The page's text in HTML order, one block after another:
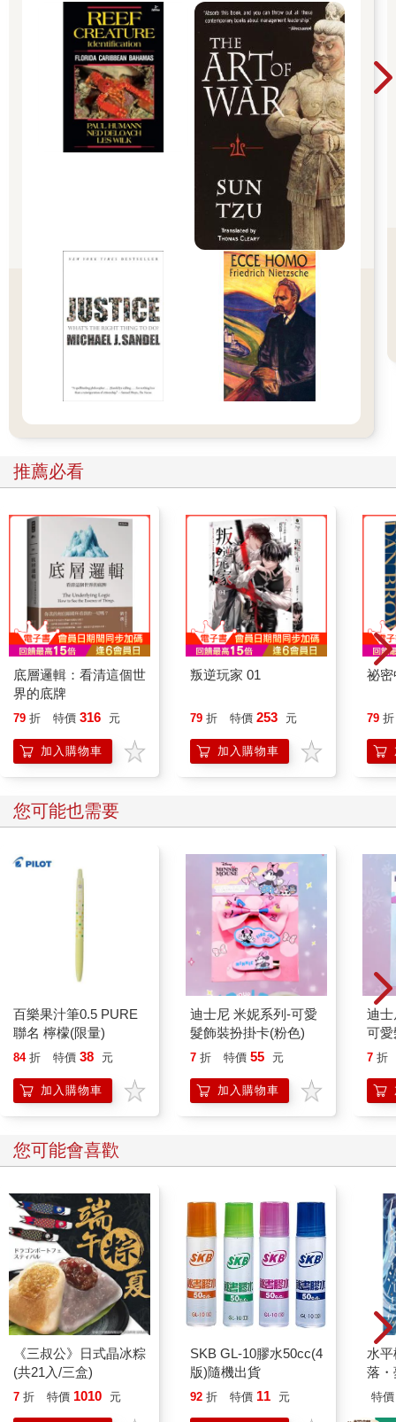
赤腳翻牆的「黑帶」班長
在那個巨大的變故發生之前，我的童年其實並非全無煩惱。
但我唯二的煩惱，現在想起來都帶著一種甜味：一個是因為經常
偷跑出去玩、回家被父母毒打；另一個則是從小就罹患的嚴重氣
喘，有時嚴重到晚上根本無法入睡，天一亮媽媽就得揹著我去醫
為了改善我的氣喘，爸媽在我三年級時送我去學跆拳道。這項決
定不僅改善了我的體質，更意外點滿了我的「戰鬥技能」。
那時的我，幾乎每次月考都是全班第一名，但我其實不喜歡跟所
謂的「好學生」混在一起。我覺得他們太計較分數，太難相處。
我的死黨們，全是考試名次倒數的同學。跟他們在一起，我感到
輕鬆自在、無拘無束。
我們玩得瘋狂，為了怕媽媽聽到我偷跑出門的聲音，我不敢開正
門，而是將鞋子提在手上、赤腳翻過自家的圍牆溜出去。當然，
回家時我也早就做好了被狠狠修理的心理準備，但即使如此，我
「出去玩」而挨揍，只有在發成績單那天會被打，而我卻是為了
從小學一年級一路當班長到畢業的我就是個孩子王，在班上有兩
個任務：對內，協助老師維持秩序；對外，就是當班上同學被欺
負時，揪齊兄弟去討回公道。隨著跆拳道練到了黑帶，我在「執
行任務」時更是如虎添翼。代價就是，媽媽經常得來學校向被我
揍的同學家長道歉，然後把我拖回家再打一頓。
那時的大豐國小旁還是一片稻田，我家出去也就是一片田（現在
的二十張路靠近中正路一帶）。日子雖然偶有皮肉痛，但心靈是
富足的。假日姊姊練鋼琴，爸爸帶我們回汐止老家探親，一切看
推薦必看
底層邏輯：看清這個世
界的底牌
79 折 特價 316 元
加入購物車
叛逆玩家 01
79 折 特價 253 元
加入購物車
祕
79 折
您可能也需要
百樂果汁筆0.5 PURE
聯名 檸檬(限量)
84 折 特價 38 元
加入購物車
迪士尼 米妮系列-可愛
髮飾裝扮掛卡(粉色)
7 折 特價 55 元
加入購物車
迪
可
色)
7 折
您可能會喜歡
《三叔公》日式晶冰粽
(共21入/三盒)
7 折 特價 1010 元
SKB GL-10膠水50cc(4
版)隨機出貨
92 折 特價 11 元
水
落
特價